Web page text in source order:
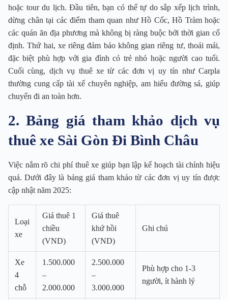
hoặc tour du lịch. Đầu tiên, bạn có thể tự do sắp xếp lịch trình,
dừng chân tại các điểm tham quan như Hồ Cốc, Hồ Tràm hoặc
các quán ăn địa phương mà không bị ràng buộc bởi thời gian cố
định. Thứ hai, xe riêng đảm bảo không gian riêng tư, thoải mái,
đặc biệt phù hợp với gia đình có trẻ nhỏ hoặc người cao tuổi.
Cuối cùng, dịch vụ thuê xe từ các đơn vị uy tín như Carpla
thường cung cấp tài xế chuyên nghiệp, am hiểu đường sá, giúp
chuyến đi an toàn hơn.
2. Bảng giá tham khảo dịch vụ
thuê xe Sài Gòn Đi Bình Châu
Việc nắm rõ chi phí thuê xe giúp bạn lập kế hoạch tài chính hiệu
quả. Dưới đây là bảng giá tham khảo từ các đơn vị uy tín được
cập nhật năm 2025:
Loại
xe
Giá thuê 1
chiều
(VND)
Giá thuê
khứ hồi
(VND)
Ghi chú
Xe
4
chỗ
1.500.000
–
2.000.000
2.500.000
–
3.000.000
Phù hợp cho 1-3
người, ít hành lý